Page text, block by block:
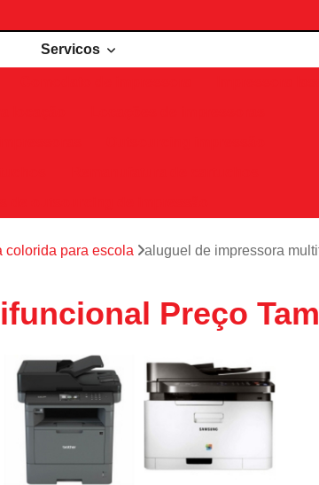
Servicos
colorida para escola aluguel de impressora
Preço